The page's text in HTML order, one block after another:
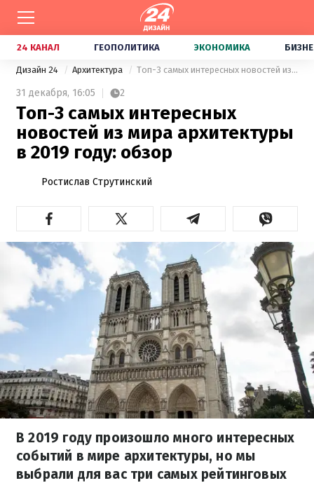
24 КАНАЛ ГЕОПОЛИТИКА ЭКОНОМИКА
Дизайн 24 Архитектура Топ-3 самых интересных новостей из мира архитектуры в 2019 году: обзор
31 декабря, 16:05 2
Топ-3 самых интересных
новостей из мира архитектуры
в 2019 году: обзор
Ростислав Струтинский
В 2019 году произошло много интересных
событий в мире архитектуры, но мы
выбрали для вас три самых рейтинговых